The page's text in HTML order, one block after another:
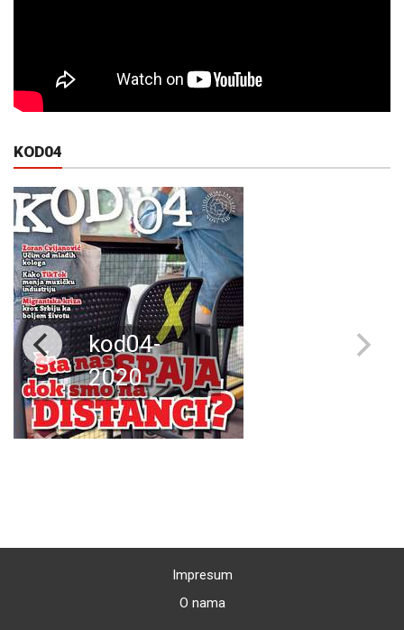
KOD04
kod04-
2020
Impresum
O nama